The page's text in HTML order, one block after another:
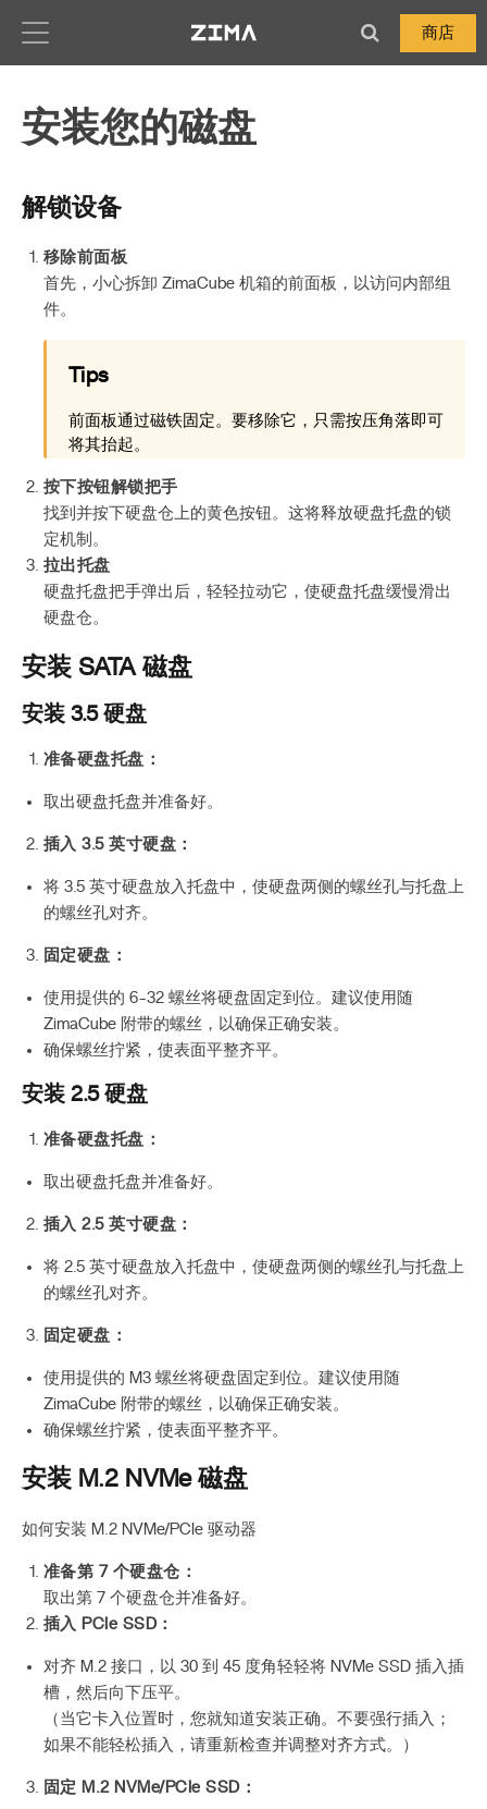
商店
安装您的磁盘
解锁设备
移除前面板
首先，小心拆卸 ZimaCube 机箱的前面板，以访问内部组
件。
Tips
前面板通过磁铁固定。要移除它，只需按压角落即可
将其抬起。
按下按钮解锁把手
找到并按下硬盘仓上的黄色按钮。这将释放硬盘托盘的锁
定机制。
拉出托盘
硬盘托盘把手弹出后，轻轻拉动它，使硬盘托盘缓慢滑出
硬盘仓。
安装 SATA 磁盘
安装 3.5 硬盘
准备硬盘托盘：
取出硬盘托盘并准备好。
插入 3.5 英寸硬盘：
将 3.5 英寸硬盘放入托盘中，使硬盘两侧的螺丝孔与托盘上
的螺丝孔对齐。
固定硬盘：
使用提供的 6-32 螺丝将硬盘固定到位。建议使用随
ZimaCube 附带的螺丝，以确保正确安装。
确保螺丝拧紧，使表面平整齐平。
安装 2.5 硬盘
准备硬盘托盘：
取出硬盘托盘并准备好。
插入 2.5 英寸硬盘：
将 2.5 英寸硬盘放入托盘中，使硬盘两侧的螺丝孔与托盘上
的螺丝孔对齐。
固定硬盘：
使用提供的 M3 螺丝将硬盘固定到位。建议使用随
ZimaCube 附带的螺丝，以确保正确安装。
确保螺丝拧紧，使表面平整齐平。
安装 M.2 NVMe 磁盘
如何安装 M.2 NVMe/PCIe 驱动器
准备第 7 个硬盘仓：
取出第 7 个硬盘仓并准备好。
插入 PCIe SSD：
对齐 M.2 接口，以 30 到 45 度角轻轻将 NVMe SSD 插入插
槽，然后向下压平。
（当它卡入位置时，您就知道安装正确。不要强行插入；
如果不能轻松插入，请重新检查并调整对齐方式。）
固定 M.2 NVMe/PCIe SSD：